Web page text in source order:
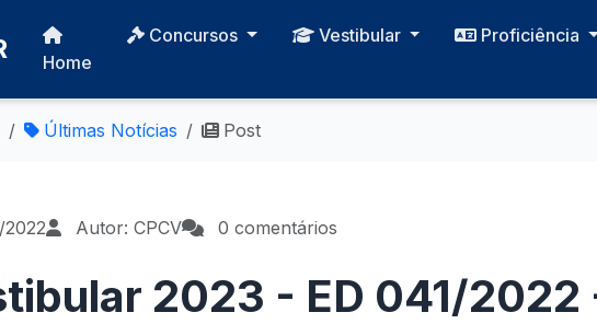
Home
Concursos Vestibular Proficiência
Últimas Notícias Post
2022 Autor: CPCV 0 comentários
2023 - ED 041/2022